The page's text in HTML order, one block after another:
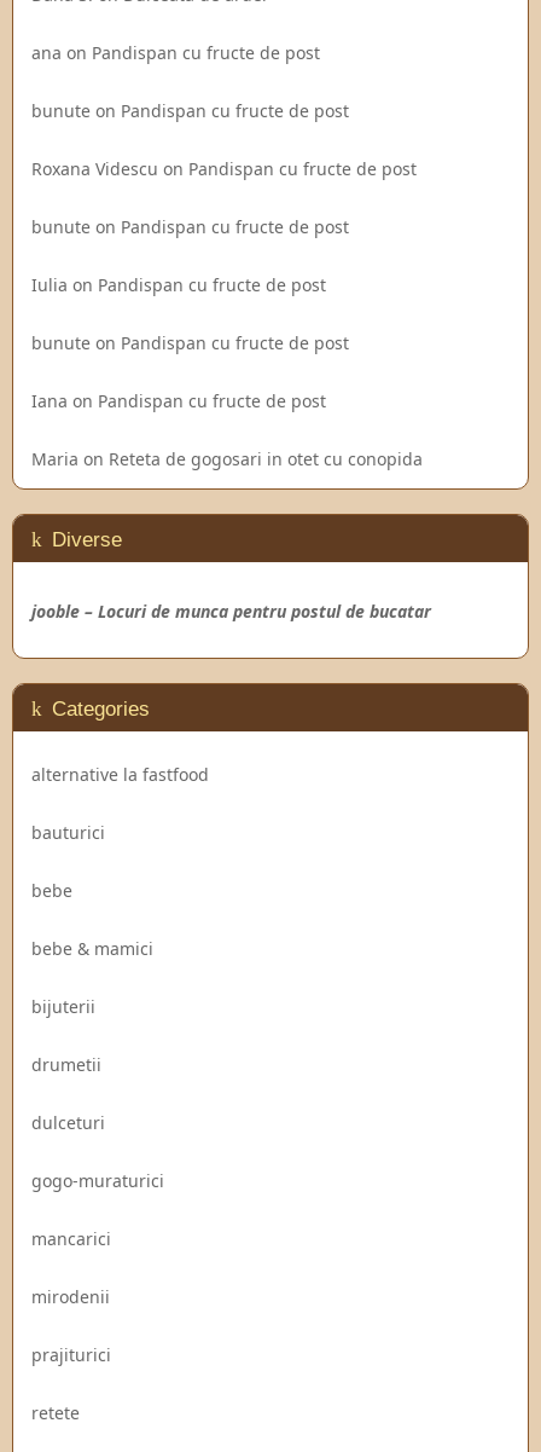
ana on Pandispan cu fructe de post
bunute on Pandispan cu fructe de post
Roxana Videscu on Pandispan cu fructe de post
bunute on Pandispan cu fructe de post
Iulia on Pandispan cu fructe de post
bunute on Pandispan cu fructe de post
Iana on Pandispan cu fructe de post
Maria on Reteta de gogosari in otet cu conopida
Diverse
jooble – Locuri de munca pentru postul de bucatar
Categories
alternative la fastfood
bauturici
bebe
bebe & mamici
bijuterii
drumetii
dulceturi
gogo-muraturici
mancarici
mirodenii
prajiturici
retete